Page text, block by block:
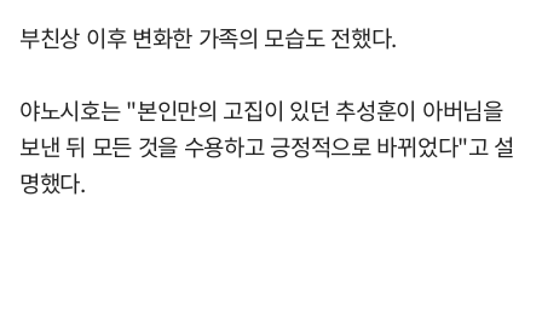
부친상 이후 변화한 가족의 모습도 전했다.
야노시호는 "본인만의 고집이 있던 추성훈이 아버님을
보낸 뒤 모든 것을 수용하고 긍정적으로 바뀌었다"고 설
명했다.